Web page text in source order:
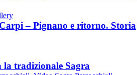
– Pignano e ritorno. Storia
la tradizionale Sagra